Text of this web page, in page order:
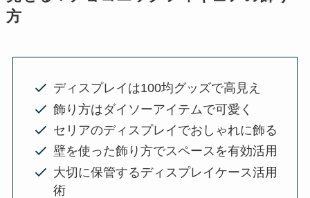
方
ディスプレイは100均グッズで高見え
飾り方はダイソーアイテムで可愛く
セリアのディスプレイでおしゃれに飾る
壁を使った飾り方でスペースを有効活用
大切に保管するディスプレイケース活用
術